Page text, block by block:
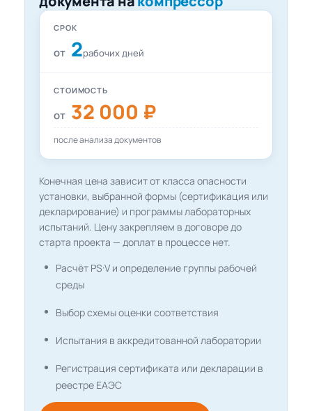
СРОК
от 2рабочих дней
СТОИМОСТЬ
от 32 000 ₽
после анализа документов
Конечная цена зависит от класса опасности
установки, выбранной формы (сертификация или
декларирование) и программы лабораторных
испытаний. Цену закрепляем в договоре до
старта проекта — доплат в процессе нет.
Расчёт PS·V и определение группы рабочей
среды
Выбор схемы оценки соответствия
Испытания в аккредитованной лаборатории
Регистрация сертификата или декларации в
реестре ЕАЭС